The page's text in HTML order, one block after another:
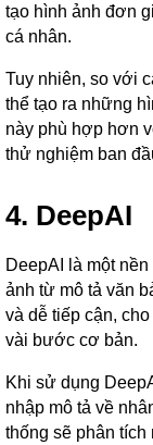
tạo hình ảnh đơn
cá nhân.
Tuy nhiên, so với
thể tạo ra những
này phù hợp hơn
thử nghiệm ban
4. DeepAI
DeepAI là một
ảnh từ mô tả văn
và dễ tiếp cận,
vài bước cơ bản.
Khi sử dụng
nhập mô tả về
thống sẽ phân tích